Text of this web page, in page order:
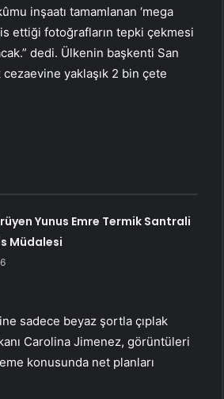
inşaatı tamamlanan ‘mega
ettiği fotoğrafların tepki çekmesi
dedi. Ülkenin başkenti San
yaklaşık 2 bin çete
Yunus Emre Termik Santrali
Müdalesi
sadece beyaz şortla çıplak
Carolina Jimenez, görüntüleri
konusunda net planları